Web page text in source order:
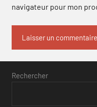
navigateur pour mon
Rechercher